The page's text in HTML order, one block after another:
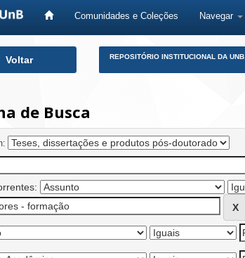
Comunidades e Coleções Navegar
Voltar REPOSITÓRIO INSTITUCIONAL DA UNB
de Busca